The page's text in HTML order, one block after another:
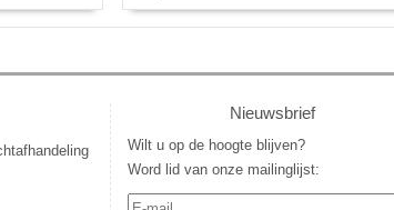
Nieuwsbrief
Wilt u op de hoogte blijven?
Word lid van onze mailinglijst: